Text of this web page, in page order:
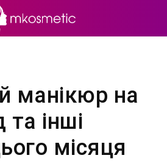
манікюр на
інші
місяця